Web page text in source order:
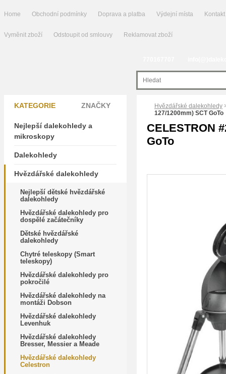
Home Obchodní podmínky Doprava a platba Výdejní místa Kontakt
Vyměnit zboží Odstoupit od smlouvy Reklamovat zboží
Hvězdářské dalekohledy
127/1200mm) SCT GoTo
CELESTRON
GoTo
KATEGORIE ZNAČKY
Nejlepší dalekohledy a
mikroskopy
Dalekohledy
Hvězdářské dalekohledy
Nejlepší dětské hvězdářské
dalekohledy
Hvězdářské dalekohledy pro
dospělé začátečníky
Dětské hvězdářské
dalekohledy
Chytré teleskopy (Smart
teleskopy)
Hvězdářské dalekohledy pro
pokročilé
Hvězdářské dalekohledy na
montáži Dobson
Hvězdářské dalekohledy
Levenhuk
Hvězdářské dalekohledy
Bresser, Messier a Meade
Hvězdářské dalekohledy
Celestron